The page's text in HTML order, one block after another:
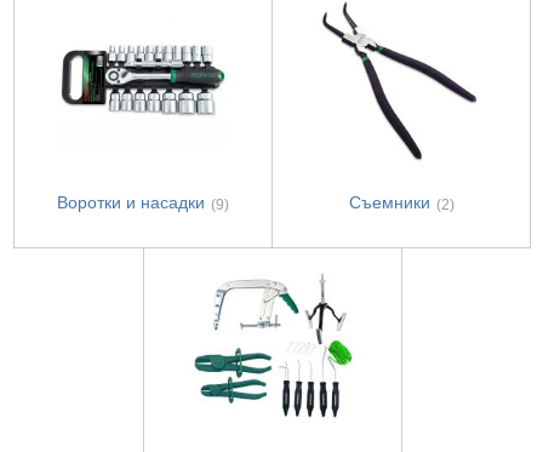
Воротки и насадки (9) Съемники (2)